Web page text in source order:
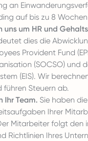
an
auf bis zu 8
uns um HR und
dies die
Provident Fund
(SOCSO) und
(EIS). Wir
führen Steuern ab.
Ihr Team. Sie haben
Ihrer
Mitarbeiter folgt den
Richtlinien Ihres